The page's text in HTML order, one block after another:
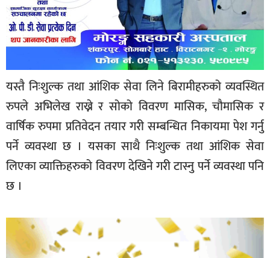
यस्तै निःशुल्क तथा आंशिक सेवा लिने बिरामीहरुको व्यवस्थित
रुपले अभिलेख राख्ने र सोको विवरण मासिक, चौमासिक र
वार्षिक रुपमा प्रतिवेदन तयार गरी सम्बन्धित निकायमा पेश गर्नु
पर्ने व्यवस्था छ । यसका साथै निःशुल्क तथा आंशिक सेवा
लिएका व्याक्तिहरुको विवरण देखिने गरी टास्नु पर्ने व्यवस्था पनि
छ ।